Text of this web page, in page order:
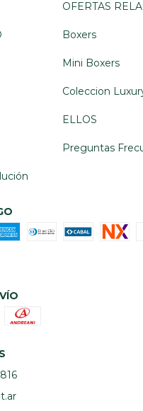
OFERTAS
Boxers
Mini Boxers
Coleccion
ELLOS
Preguntas